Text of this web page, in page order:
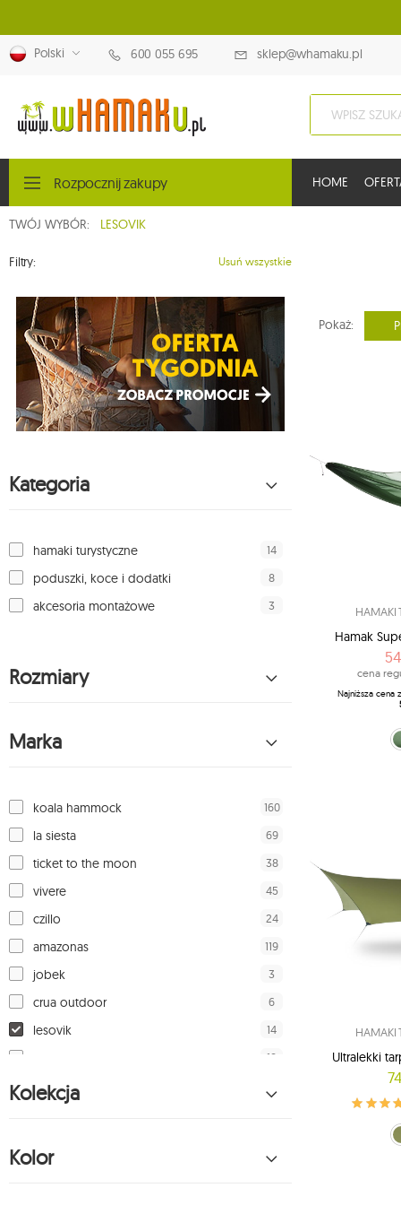
Polski 600 055 695 sklep@whamaku.pl
Rozpocznij zakupy HOME
TWÓJ WYBÓR: LESOVIK
Filtry: Usuń wszystkie
Kategoria
hamaki turystyczne 14
poduszki, koce i dodatki 8
akcesoria montażowe 3
Rozmiary
Marka
koala hammock 160
la siesta 69
ticket to the moon 38
vivere 45
czillo 24
amazonas 119
jobek 3
crua outdoor 6
lesovik 14
18
jagram
spokey
Kolekcja
Kolor
Pokaż:
HAMAKI
Hamak
cena
Najniższa cena
Forest
HAMAKI
Ultralekki
Crocodile Green